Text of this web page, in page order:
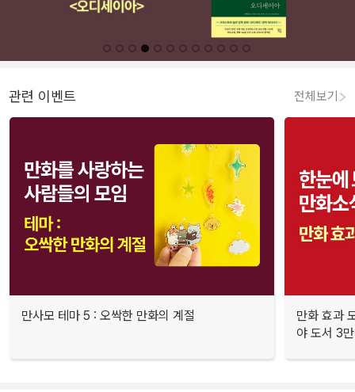
관련 이벤트 전체보기
만사모 테마 5 : 오싹한 만화의 계절
만화 효과
야 도서 3